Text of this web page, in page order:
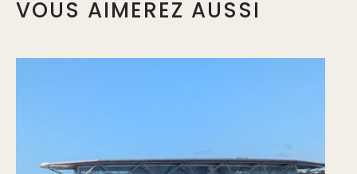
VOUS AIMEREZ AUSSI